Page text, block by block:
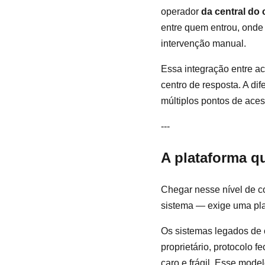
operador da central do
entre quem entrou,
intervenção manual.
Essa integração entre
centro de resposta. A
múltiplos pontos de
---
A plataforma
Chegar nesse nível de
sistema — exige uma
Os sistemas legados
proprietário, protocolo